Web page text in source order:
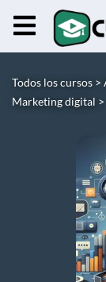
Todos los cursos >
Marketing digital >